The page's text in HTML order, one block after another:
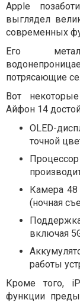
Apple
выглядел
современных
Его
потрясающие
Вот
Айфон 14
OLED-
точной
Камера
(ночная
включая
работы
Кроме того,
функции